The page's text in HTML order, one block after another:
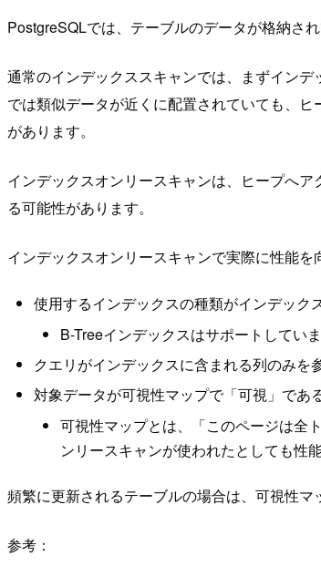
PostgreSQLでは、テーブルのデータが格納さ
通常のインデックススキャンでは、まずイン
では類似データが近くに配置されていても、
があります。
インデックスオンリースキャンは、ヒープへ
る可能性があります。
インデックスオンリースキャンで実際に性能を
使用するインデックスの種類がインデック
B-Treeインデックスはサポートしてい
クエリがインデックスに含まれる列のみを
対象データが可視性マップで「可視」であ
可視性マップとは、「このページは全
ンリースキャンが使われたとしても性
頻繁に更新されるテーブルの場合は、可視性
参考：